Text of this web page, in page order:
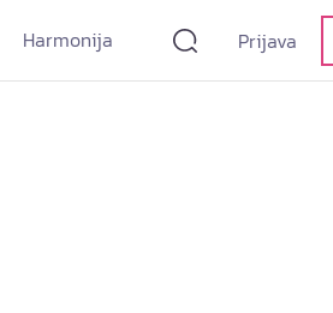
Harmonija Prijava